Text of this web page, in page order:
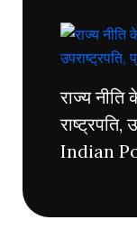
राज्य नीति
राष्ट्रपति,
Indian